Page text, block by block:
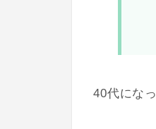
40代にな